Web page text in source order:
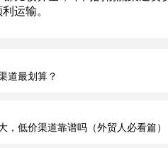
运输。
道最划算？
，低价渠道靠谱吗（外贸人必看篇）